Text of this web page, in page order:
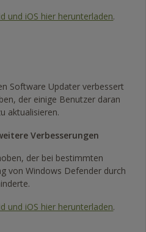
und iOS hier herunterladen.
Software Updater verbessert
der einige Benutzer daran
aktualisieren.
Verbesserungen
der bei bestimmten
von Windows Defender durch
und iOS hier herunterladen.